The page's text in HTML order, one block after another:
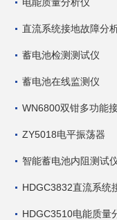
直流系统接地故障分
蓄电池检测测试仪
蓄电池在线监测仪
ZY5018电平振荡器
智能蓄电池内阻测试
HDGC3510电能质量